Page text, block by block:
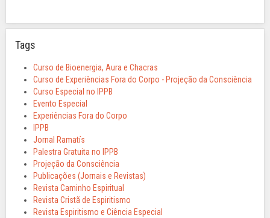
Tags
Curso de Bioenergia, Aura e Chacras
Curso de Experiências Fora do Corpo - Projeção da Consciência
Curso Especial no IPPB
Evento Especial
Experiências Fora do Corpo
IPPB
Jornal Ramatís
Palestra Gratuita no IPPB
Projeção da Consciência
Publicações (Jornais e Revistas)
Revista Caminho Espiritual
Revista Cristã de Espiritismo
Revista Espiritismo e Ciência Especial